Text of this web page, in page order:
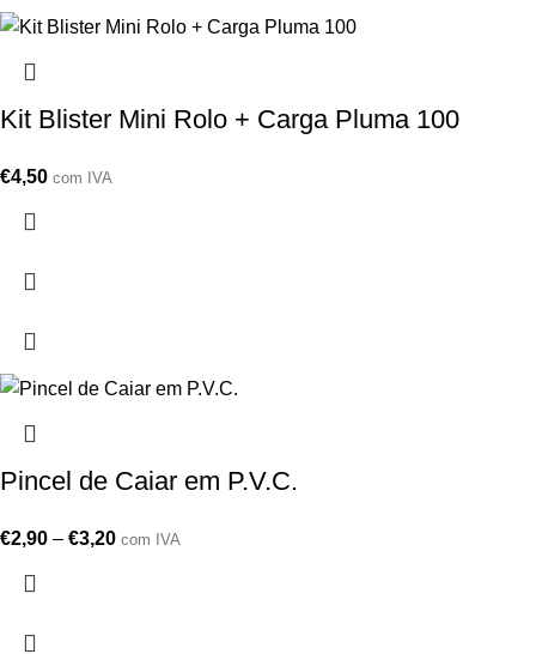
Kit Blister Mini Rolo + Carga Pluma 100
€4,50 com IVA
Pincel de Caiar em P.V.C.
€2,90 – €3,20 com IVA